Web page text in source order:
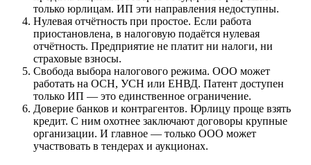
только юрлицам. ИП эти направления недоступны.
Нулевая отчётность при простое. Если работа
приостановлена, в налоговую подаётся нулевая
отчётность. Предприятие не платит ни налоги, ни
страховые взносы.
Свобода выбора налогового режима. ООО может
работать на ОСН, УСН или ЕНВД. Патент доступен
только ИП — это единственное ограничение.
Доверие банков и контрагентов. Юрлицу проще взять
кредит. С ним охотнее заключают договоры крупные
организации. И главное — только ООО может
участвовать в тендерах и аукционах.